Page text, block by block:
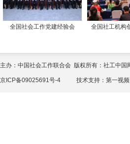
全国社会工作党建经验会 全国社工机构
主办：中国社会工作联合会 版权所有：社工中
京ICP备09025691号-4 技术支持： 第一视频